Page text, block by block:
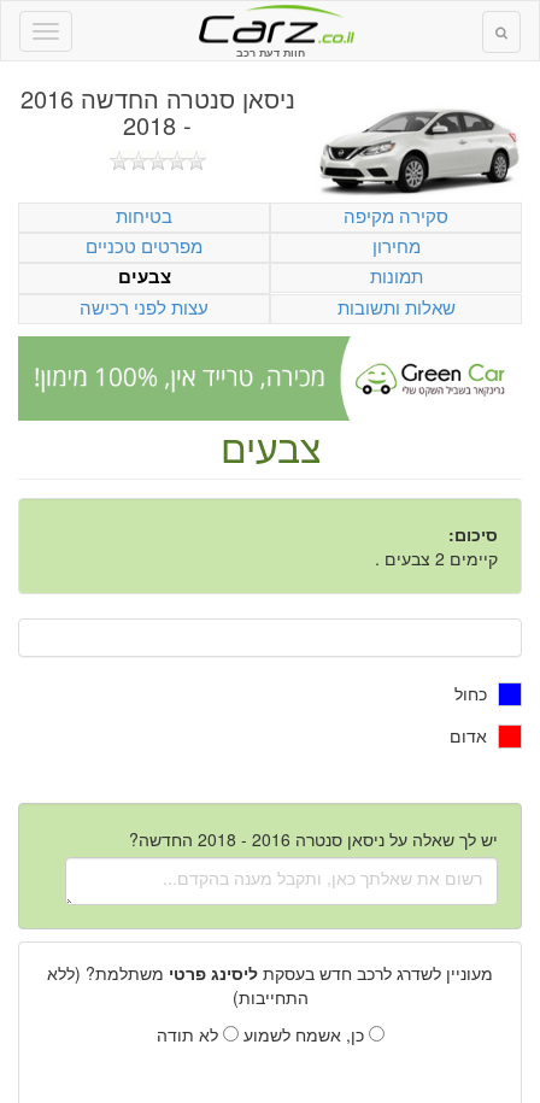
חוות דעת רכב
ניסאן סנטרה החדשה 2016
- 2018
סקירה מקיפה
בטיחות
מחירון
מפרטים טכניים
תמונות
צבעים
שאלות ותשובות
עצות לפני רכישה
צבעים
סיכום:
קיימים 2 צבעים .
כחול
אדום
יש לך שאלה על ניסאן סנטרה 2016 - 2018 החדשה?
מעוניין לשדרג לרכב חדש בעסקת ליסינג פרטי משתלמת? (ללא
התחייבות)
כן, אשמח לשמוע
לא תודה